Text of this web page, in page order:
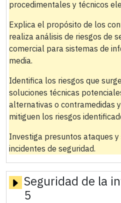
procedimentales y técnicos
Explica el propósito de los
realiza análisis de riesgos de
comercial para sistemas de
media.
Identifica los riesgos que
soluciones técnicas
alternativas o contramedidas
mitiguen los riesgos
Investiga presuntos ataques
incidentes de seguridad.
Seguridad de la
5